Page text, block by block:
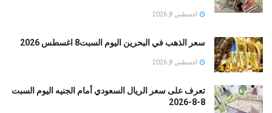
أغسطس 8, 2026
سعر الذهب في البحرين اليوم السبت8 اغسطس 2026
أغسطس 8, 2026
تعرف على سعر الريال السعودي أمام الجنيه اليوم السبت
8-8-2026